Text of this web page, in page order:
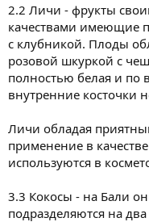
2.2 Личи - фрукты
качествами имеющие
с клубникой. Плоды
розовой шкуркой с
полностью белая и по
внутренние косточки
Личи обладая
применение в
используются в
3.3 Кокосы - на Бали
подразделяются на